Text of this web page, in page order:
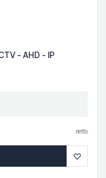
- AHD - IP
netto
♡